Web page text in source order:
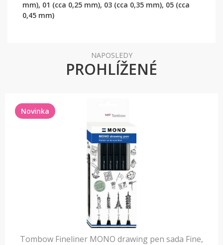
mm), 01 (cca 0,25 mm), 03 (cca 0,35 mm), 05 (cca
0,45 mm)
NAPOSLEDY
PROHLÍŽENÉ
Novinka
Tombow Fineliner MONO drawing pen sada Fine,